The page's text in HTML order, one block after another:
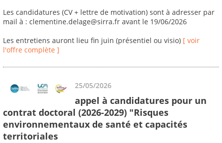
Les candidatures (CV + lettre de motivation) sont à adresser par
mail à : clementine.delage@sirra.fr avant le 19/06/2026
Les entretiens auront lieu fin juin (présentiel ou visio) [ voir
l'offre complète ]
25/05/2026
appel à candidatures pour un
contrat doctoral (2026-2029) "Risques
environnementaux de santé et capacités
territoriales